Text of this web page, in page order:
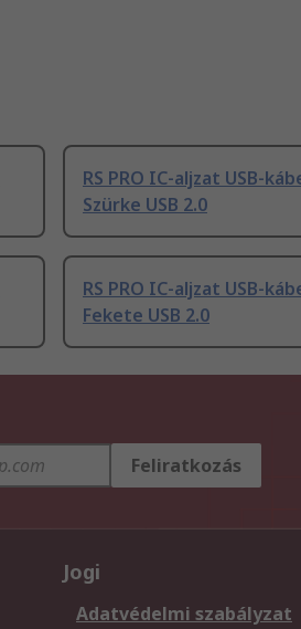
RS PRO IC-aljzat USB-
Szürke USB 2.0
RS PRO IC-aljzat USB-
Fekete USB 2.0
Feliratkozás
Jogi
Adatvédelmi szabályzat